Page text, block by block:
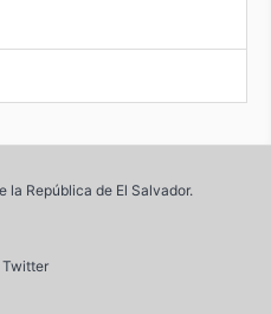
la República de El Salvador.
Twitter